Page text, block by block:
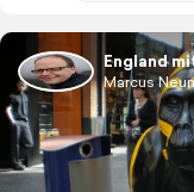
England
Marcus